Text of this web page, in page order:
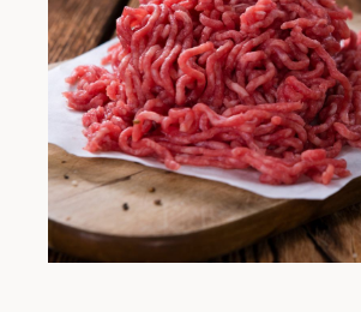
PORC
VOLAILLE
CHARCUTERIE